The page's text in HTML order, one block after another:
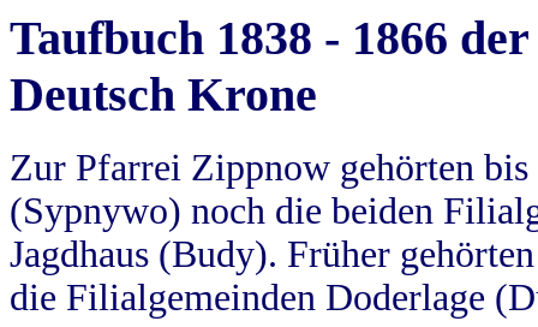
Taufbuch 1838 - 1866
Deutsch Krone
Zur Pfarrei Zippnow gehörten
(Sypnywo) noch die beiden
Jagdhaus (Budy). Früher
die Filialgemeinden Doderlage